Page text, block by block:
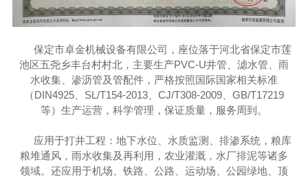
保定市卓金机械设备有限公司，座位落于河北省保定市莲
池区五尧乡丰台村村北 ，主要生产PVC-U井管、滤水管、雨
水收集、渗沥管及管配件，严格按照国际国家相关标准
（DIN4925、SL/T154-2013、CJ/T308-2009、GB/T17219
等）生产运营，科学管理，保证质量，服务周到。
应用于打井工程：地下水位、水质监测、排渗系统，粮库
粮堆通风，雨水收集及再利用，农业灌溉，水厂排泥等诸多
领域。还应用于机场、铁路、公路、运动场、公园绿地、顶